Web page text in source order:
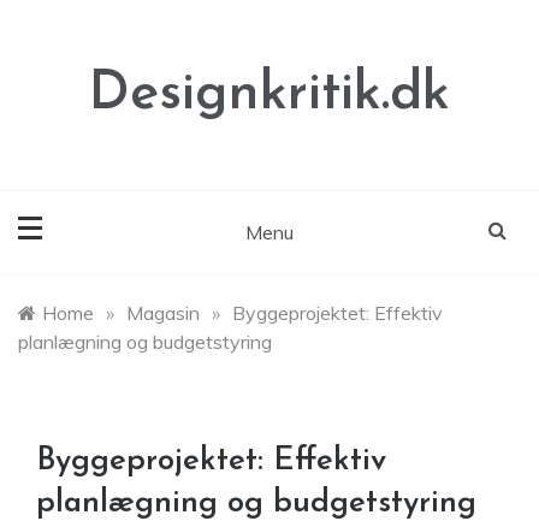
Designkritik.dk
Menu
Home » Magasin » Byggeprojektet: Effektiv
planlægning og budgetstyring
Byggeprojektet: Effektiv
planlægning og budgetstyring